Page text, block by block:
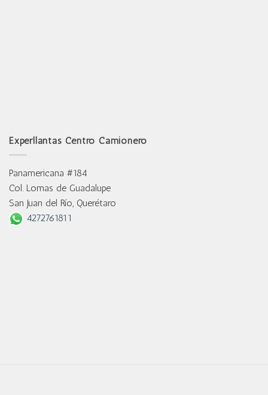
Experllantas Centro Camionero
Panamericana #184
Col. Lomas de Guadalupe
San Juan del Río, Querétaro
4272761811